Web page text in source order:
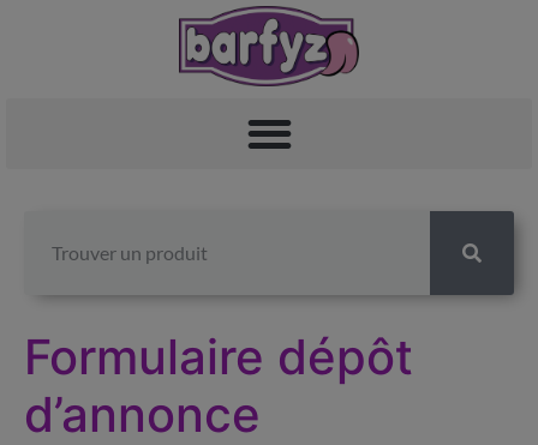
Formulaire dépôt
d’annonce